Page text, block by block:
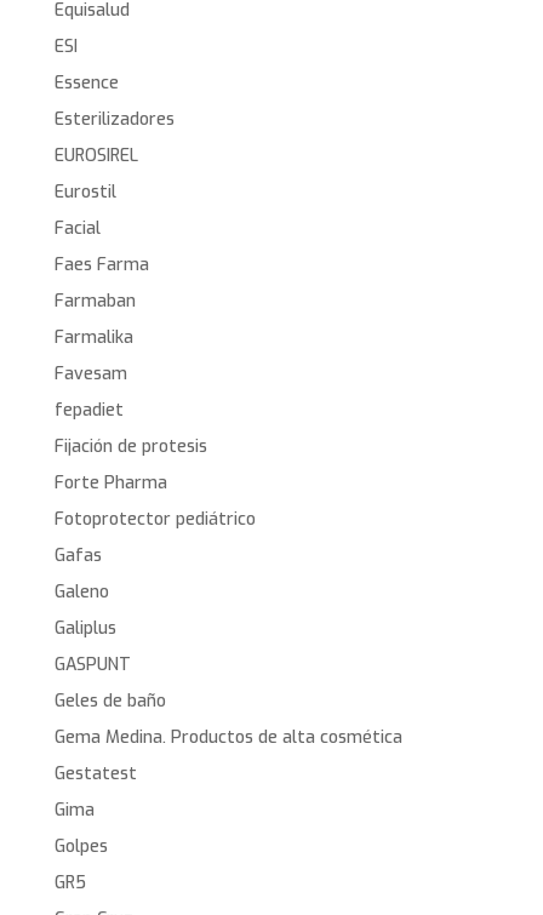
Equisalud
ESI
Essence
Esterilizadores
EUROSIREL
Eurostil
Facial
Faes Farma
Farmaban
Farmalika
Favesam
fepadiet
Fijación de protesis
Forte Pharma
Fotoprotector pediátrico
Gafas
Galeno
Galiplus
GASPUNT
Geles de baño
Gema Medina. Productos de alta cosmética
Gestatest
Gima
Golpes
GR5